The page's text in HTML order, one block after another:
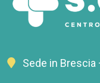
Sede in Brescia